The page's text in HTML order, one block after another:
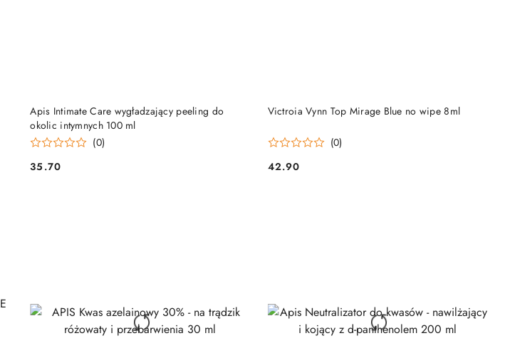
Apis Intimate Care wygładzający peeling do
okolic intymnych 100 ml
(0)
Cena:
35.70
DO KOSZYKA Victroia Vynn Top Mirage Blue no wipe 8ml
(0)
Cena:
42.90
PRODUKT NIEDOSTĘPNY